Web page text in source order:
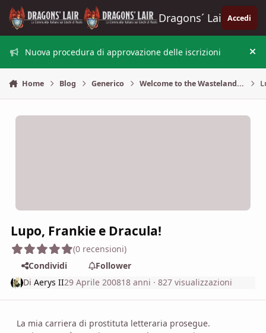
Vai al contenuto
Dragons´ Lair Accedi
Nuova procedura di approvazione delle iscrizioni
Home Blog Generico Welcome to the Wasteland...
Lupo, Frankie e Dracula!
(0 recensioni)
Condividi
Follower
DiAerys II29 Aprile 200818 anni · 827 visualizzazioni
La mia carriera di prostituta letteraria prosegue.